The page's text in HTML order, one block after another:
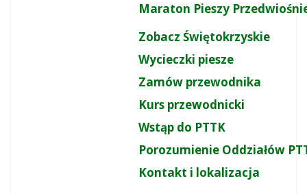
Maraton Pieszy
Zobacz Świętokrzyskie
Wycieczki piesze
Zamów przewodnika
Kurs przewodnicki
Wstąp do PTTK
Porozumienie Oddziałów
Kontakt i lokalizacja